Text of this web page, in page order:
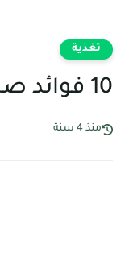
تغذية
10 فوائد صحية لشاي الكركديه
منذ 4 سنة